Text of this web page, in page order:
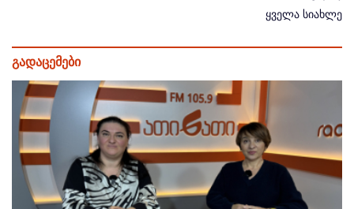
ყველა სიახლე
გადაცემები